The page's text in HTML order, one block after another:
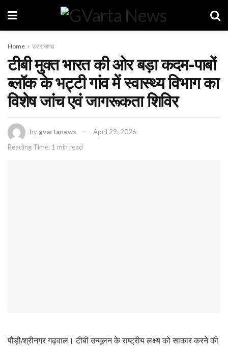
Home उत्तराखण्ड
टीबी मुक्त भारत की ओर बड़ा कदम-पाबों
ब्लॉक के भट्टी गांव में स्वास्थ्य विभाग का
विशेष जांच एवं जागरूकता शिविर
by gvartanews
April 29, 2026
Reading Time: 1 min read
पौड़ी/श्रीनगर गढ़वाल। टीबी उन्मूलन के राष्ट्रीय लक्ष्य को साकार करने की